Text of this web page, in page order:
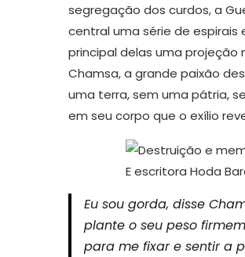
segregação dos curdos, a
central uma série de
principal delas uma projeção
Chamsa, a grande paixão
uma terra, sem uma pátria,
em seu corpo que o exílio
E escritora Hoda
Eu sou gorda, disse
plante o seu peso
para me fixar e sentir a